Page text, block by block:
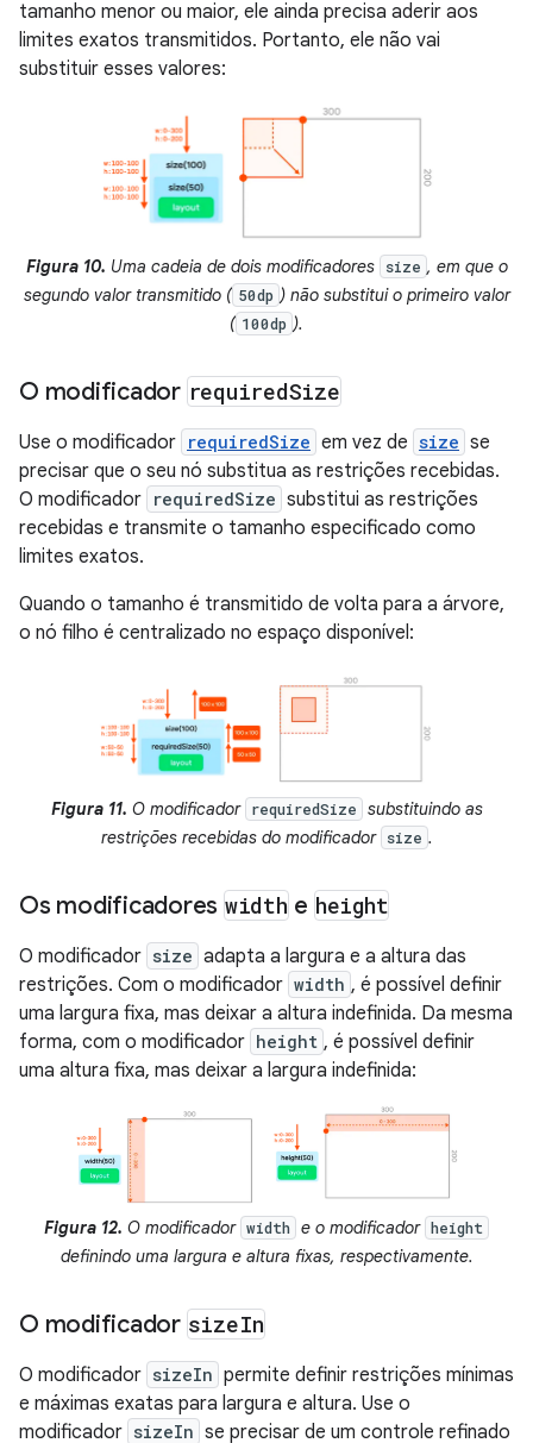
tamanho menor ou maior, ele ainda precisa aderir aos
limites exatos transmitidos. Portanto, ele não vai
substituir esses valores:
Figura 10. Uma cadeia de dois modificadores size , em que o
segundo valor transmitido ( 50dp ) não substitui o primeiro valor
( 100dp ).
O modificador requiredSize
Use o modificador requiredSize em vez de size se
precisar que o seu nó substitua as restrições recebidas.
O modificador requiredSize substitui as restrições
recebidas e transmite o tamanho especificado como
limites exatos.
Quando o tamanho é transmitido de volta para a árvore,
o nó filho é centralizado no espaço disponível:
Figura 11. O modificador requiredSize
substituindo as
restrições recebidas do modificador size .
Os modificadores width e height
O modificador size adapta a largura e a altura das
restrições. Com o modificador width , é possível definir
uma largura fixa, mas deixar a altura indefinida. Da mesma
forma, com o modificador height , é possível definir
uma altura fixa, mas deixar a largura indefinida:
Figura 12. O modificador width e o modificador height
definindo uma largura e altura fixas, respectivamente.
O modificador sizeIn
O modificador sizeIn permite definir restrições mínimas
e máximas exatas para largura e altura. Use o
modificador sizeIn se precisar de um controle refinado